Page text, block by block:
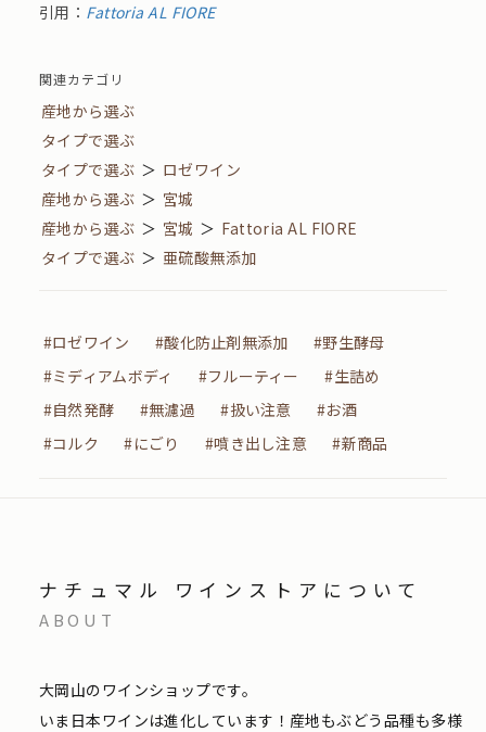
引用： Fattoria AL FIORE
関連カテゴリ
産地から選ぶ
タイプで選ぶ
タイプで選ぶ ＞ ロゼワイン
産地から選ぶ ＞ 宮城
産地から選ぶ ＞ 宮城 ＞ Fattoria AL FIORE
タイプで選ぶ ＞ 亜硫酸無添加
#ロゼワイン #酸化防止剤無添加
#野生酵母
#ミディアムボディ
#フルーティー
#生詰め
#自然発酵
#無濾過 #扱い注意
#お酒
#コルク
#にごり #噴き出し注意 #新商品
ナチュマル ワインストアについて
ABOUT
大岡山のワインショップです。
いま日本ワインは進化しています！産地もぶどう品種も多様